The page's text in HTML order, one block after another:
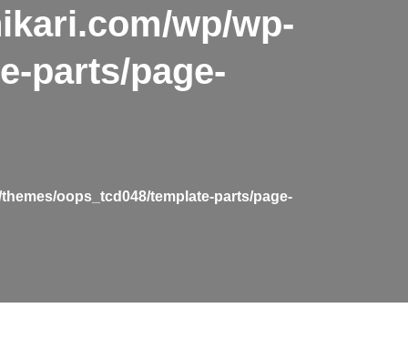
wp/wp-
parts/page-
oops_tcd048/template-parts/page-